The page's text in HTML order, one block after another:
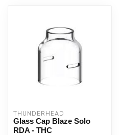
THUNDERHEAD
Glass Cap Blaze Solo
RDA - THC